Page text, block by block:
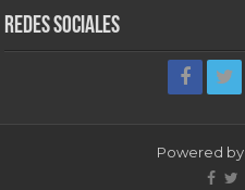
Redes sociales
Powered by